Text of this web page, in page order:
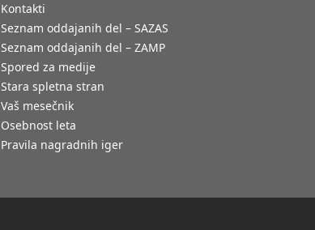
Kontakti
Seznam oddajanih del – SAZAS
Seznam oddajanih del – ZAMP
Spored za medije
Stara spletna stran
Vaš mesečnik
Osebnost leta
Pravila nagradnih iger